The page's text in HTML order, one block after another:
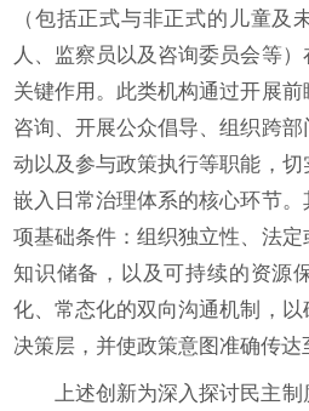
（包括正式与非正式的儿童及
人、监察员以及咨询委员会等
关键作用。此类机构通过开展
咨询、开展公众倡导、组织跨
动以及参与政策执行等职能，
嵌入日常治理体系的核心环节
项基础条件：组织独立性、法
知识储备，以及可持续的资源
化、常态化的双向沟通机制，
决策层，并使政策意图准确传达
上述创新为深入探讨民主